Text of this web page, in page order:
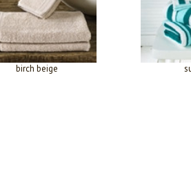
birch beige